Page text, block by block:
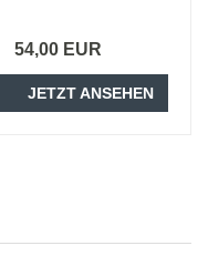
54,00 EUR
JETZT ANSEHEN